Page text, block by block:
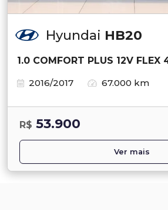
Hyundai HB20
1.0 COMFORT PLUS 12V FLEX
2016/2017
67.000 km
R$ 53.900
Ver mais